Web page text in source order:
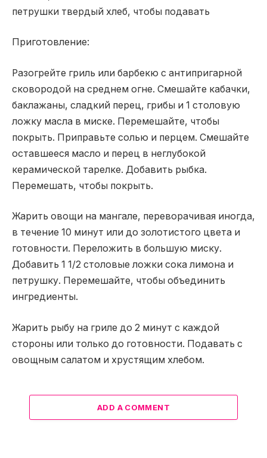
петрушки твердый хлеб, чтобы подавать
Приготовление:
Разогрейте гриль или барбекю с антипригарной
сковородой на среднем огне. Смешайте кабачки,
баклажаны, сладкий перец, грибы и 1 столовую
ложку масла в миске. Перемешайте, чтобы
покрыть. Приправьте солью и перцем. Смешайте
оставшееся масло и перец в неглубокой
керамической тарелке. Добавить рыбка.
Перемешать, чтобы покрыть.
Жарить овощи на мангале, переворачивая иногда,
в течение 10 минут или до золотистого цвета и
готовности. Переложить в большую миску.
Добавить 1 1/2 столовые ложки сока лимона и
петрушку. Перемешайте, чтобы объединить
ингредиенты.
Жарить рыбу на гриле до 2 минут с каждой
стороны или только до готовности. Подавать с
овощным салатом и хрустящим хлебом.
ADD A COMMENT